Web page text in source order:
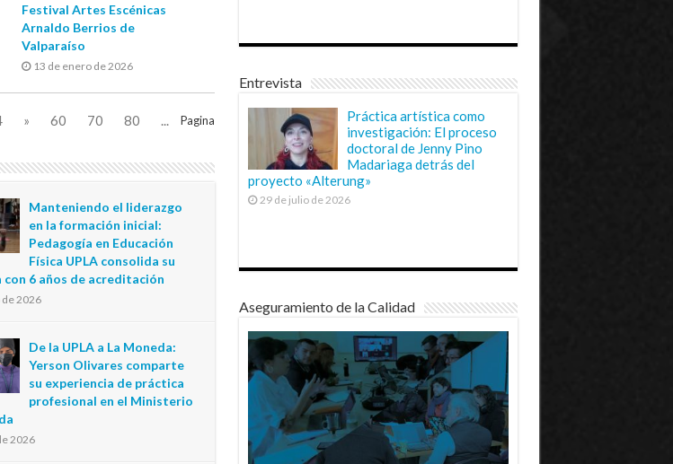
Festival Artes Escénicas
Arnaldo Berrios de
Valparaíso
13 de enero de 2026
Pagina
» 60 70 80
Manteniendo el liderazgo
en la formación inicial:
Pedagogía en Educación
Física UPLA consolida su
con 6 años de acreditación
de 2026
De la UPLA a La Moneda:
Yerson Olivares comparte
su experiencia de práctica
profesional en el Ministerio
2026
Entrevista
Práctica artística como
investigación: El proceso
doctoral de Jenny Pino
Madariaga detrás del
proyecto «Alterung»
29 de julio de 2026
Aseguramiento de la Calidad